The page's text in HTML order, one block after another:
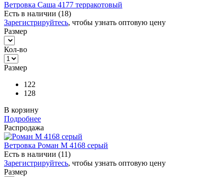
Ветровка Саша 4177 терракотовый
Есть в наличии (18)
Зарегистрируйтесь, чтобы узнать оптовую цену
Размер
Кол-во
Размер
122
128
В корзину
Подробнее
Распродажа
Ветровка Роман М 4168 серый
Есть в наличии (11)
Зарегистрируйтесь, чтобы узнать оптовую цену
Размер